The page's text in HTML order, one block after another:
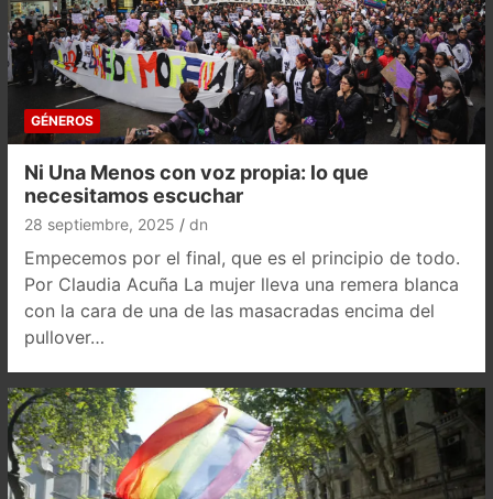
GÉNEROS
Ni Una Menos con voz propia: lo que
necesitamos escuchar
28 septiembre, 2025 dn
Empecemos por el final, que es el principio de todo.
Por Claudia Acuña La mujer lleva una remera blanca
con la cara de una de las masacradas encima del
pullover…